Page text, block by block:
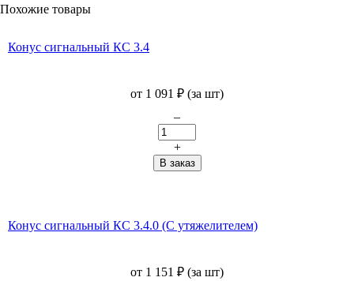
Похожие товары
Конус сигнальный КС 3.4
от 1 091 ₽ (за шт)
–
+
Конус сигнальный КС 3.4.0 (С утяжелителем)
от 1 151 ₽ (за шт)